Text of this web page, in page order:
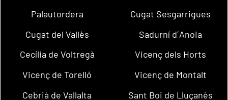
Palautordera
Cugat Sesgarrigues
Cugat del Vallès
Sadurní d´Anoia
Cecília de Voltregà
Vicenç dels Horts
Vicenç de Torelló
Vicenç de Montalt
Cebrià de Vallalta
Sant Boi de Lluçanès